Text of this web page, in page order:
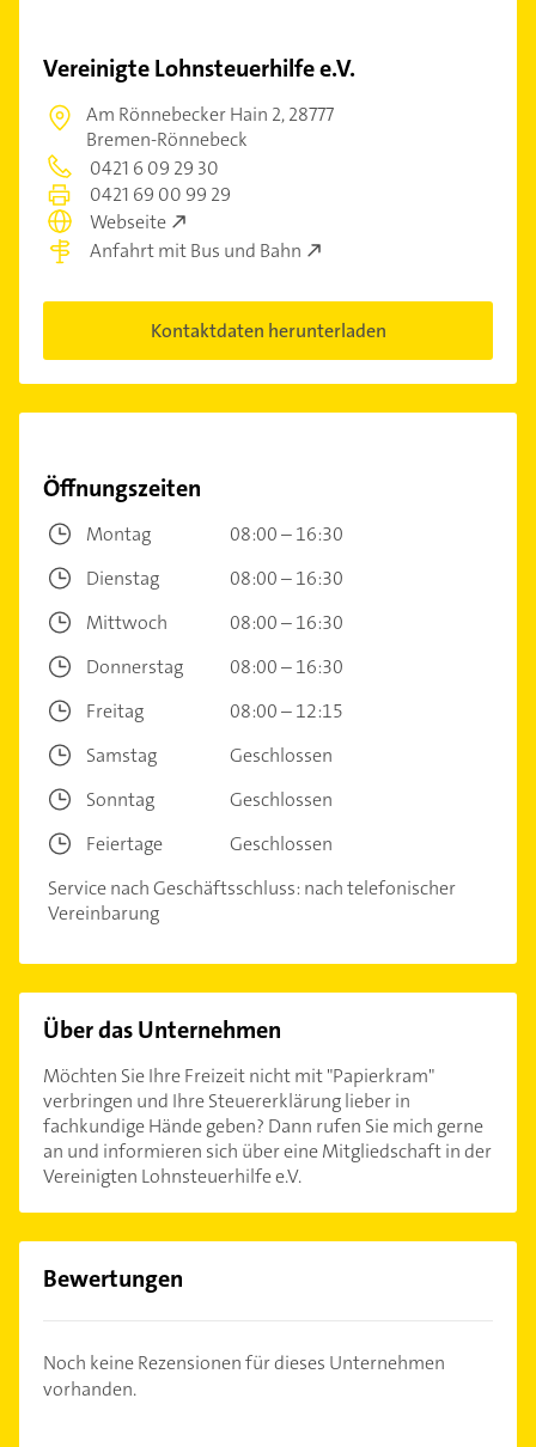
Vereinigte Lohnsteuerhilfe e.V.
Am Rönnebecker Hain 2,28777
Bremen-Rönnebeck
0421 6 09 29 30
0421 69 00 99 29
Webseite
Anfahrt mit Bus und Bahn
Kontaktdaten herunterladen
Öffnungszeiten
Montag
08:00 – 16:30
Dienstag
08:00 – 16:30
Mittwoch
08:00 – 16:30
Donnerstag
08:00 – 16:30
Freitag
08:00 – 12:15
Samstag
Geschlossen
Sonntag
Geschlossen
Feiertage
Geschlossen
Service nach Geschäftsschluss: nach telefonischer
Vereinbarung
Über das Unternehmen
Möchten Sie Ihre Freizeit nicht mit "Papierkram"
verbringen und Ihre Steuererklärung lieber in
fachkundige Hände geben? Dann rufen Sie mich gerne
an und informieren sich über eine Mitgliedschaft in der
Vereinigten Lohnsteuerhilfe e.V.
Bewertungen
Noch keine Rezensionen für dieses Unternehmen
vorhanden.